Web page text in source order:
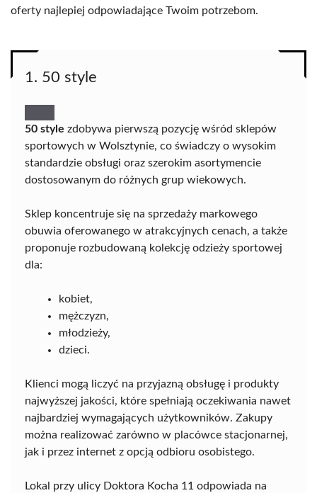
oferty najlepiej odpowiadające Twoim potrzebom.
1. 50 style
50 style zdobywa pierwszą pozycję wśród sklepów
sportowych w Wolsztynie, co świadczy o wysokim
standardzie obsługi oraz szerokim asortymencie
dostosowanym do różnych grup wiekowych.
Sklep koncentruje się na sprzedaży markowego
obuwia oferowanego w atrakcyjnych cenach, a także
proponuje rozbudowaną kolekcję odzieży sportowej
dla:
kobiet,
mężczyzn,
młodzieży,
dzieci.
Klienci mogą liczyć na przyjazną obsługę i produkty
najwyższej jakości, które spełniają oczekiwania nawet
najbardziej wymagających użytkowników. Zakupy
można realizować zarówno w placówce stacjonarnej,
jak i przez internet z opcją odbioru osobistego.
Lokal przy ulicy Doktora Kocha 11 odpowiada na